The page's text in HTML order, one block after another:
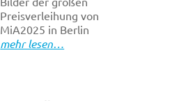
Preisverleihung von
MiA2025 in Berlin
mehr lesen…